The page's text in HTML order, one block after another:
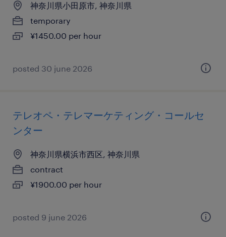
神奈川県小田原市, 神奈川県
temporary
¥1450.00 per hour
posted 30 june 2026
テレオペ・テレマーケティング・コールセ
ンター
神奈川県横浜市西区, 神奈川県
contract
¥1900.00 per hour
posted 9 june 2026